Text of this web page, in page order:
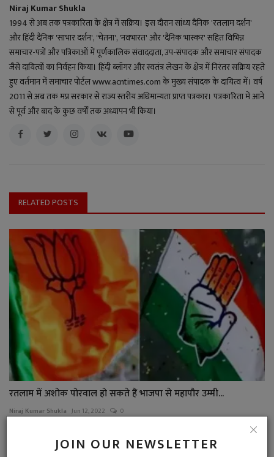
JOIN OUR NEWSLETTER
Niraj Kumar Shukla
1994 से अब तक पत्रकारिता के क्षेत्र में सक्रिय। इस दौरान सांध्य दैनिक 'रतलाम दर्शन'
और हिंदी दैनिक 'साभार दर्शन', 'चेतना', 'नवभारत' और 'दैनिक भास्कर' सहित विभिन्न
समाचार-पत्रों और पत्रिकाओं में पूर्णकालिक संवाददाता, उप-संपादक और समाचार संपादक
जैसे दायित्वों का निर्वहन किया। हिंदी ब्लॉगर और स्वतंत्र लेखन के क्षेत्र में निरंतर सक्रिय रहते
हुए वर्तमान में समाचार पोर्टल www.acntimes.com के मुख्य संपादक के दायित्व में। वर्ष
2011 से अब तक मप्र सरकार से राज्य स्तरीय अधिमान्यता प्राप्त पत्रकार। पत्रकारिता में आने
से पूर्व और बाद के कुछ वर्षों तक अध्यापन भी किया।
RELATED POSTS
रतलाम में अशोक पोरवाल हो सकते हैं भाजपा से महापौर उम्मी...
Niraj Kumar Shukla Jun 12, 2022 0